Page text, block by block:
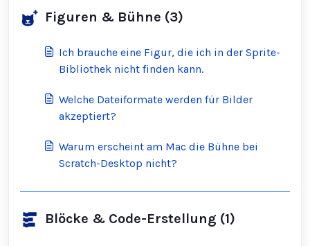
Figuren & Bühne (3)
Ich brauche eine Figur, die ich in der Sprite-
Bibliothek nicht finden kann.
Welche Dateiformate werden für Bilder
akzeptiert?
Warum erscheint am Mac die Bühne bei
Scratch-Desktop nicht?
Blöcke & Code-Erstellung (1)